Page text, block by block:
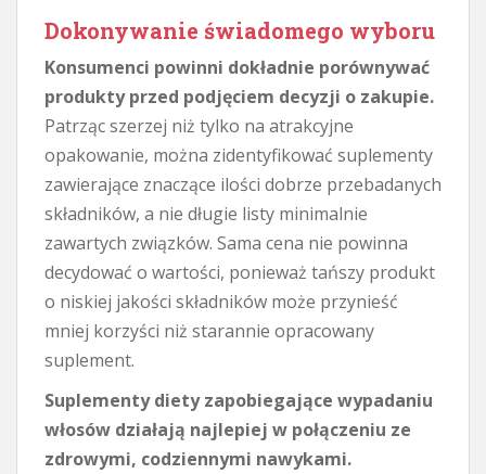
Dokonywanie świadomego wyboru
Konsumenci powinni dokładnie porównywać
produkty przed podjęciem decyzji o zakupie.
Patrząc szerzej niż tylko na atrakcyjne
opakowanie, można zidentyfikować suplementy
zawierające znaczące ilości dobrze przebadanych
składników, a nie długie listy minimalnie
zawartych związków. Sama cena nie powinna
decydować o wartości, ponieważ tańszy produkt
o niskiej jakości składników może przynieść
mniej korzyści niż starannie opracowany
suplement.
Suplementy diety zapobiegające wypadaniu
włosów działają najlepiej w połączeniu ze
zdrowymi, codziennymi nawykami.